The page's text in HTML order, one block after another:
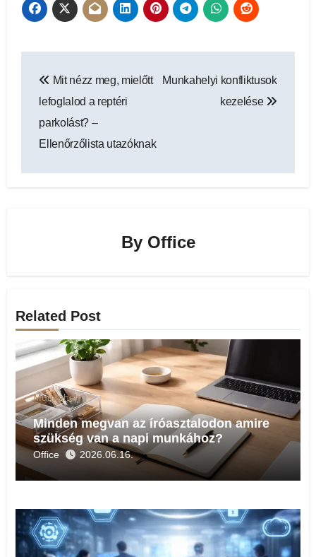
navigáció
Mit nézz meg, mielőtt
lefoglalod a reptéri
parkolást? –
Ellenőrzőlista utazóknak
Munkahelyi konfliktusok
kezelése
By Office
Related Post
Munkahely
Minden megvan az íróasztalodon amire
szükség van a napi munkához?
Office 2026.06.16.